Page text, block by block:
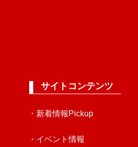
サイトコンテンツ
・新着情報Pickup
・イベント情報